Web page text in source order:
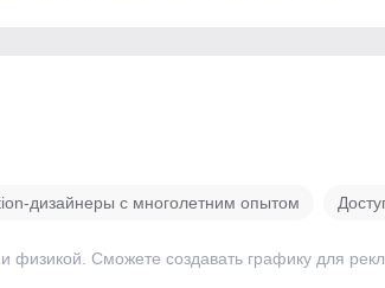
дизайнеры с многолетним опытом
физикой. Сможете создавать графику для